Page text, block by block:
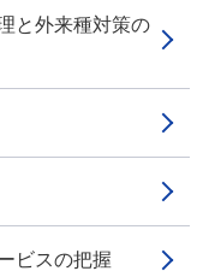
と外来種対策の
ビスの把握